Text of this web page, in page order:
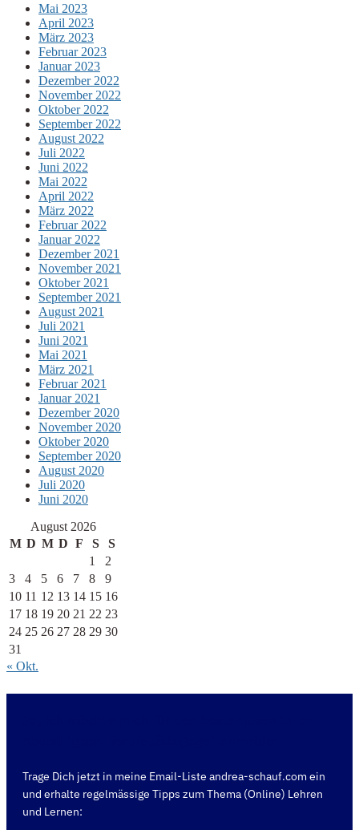
Mai 2023
April 2023
März 2023
Februar 2023
Januar 2023
Dezember 2022
November 2022
Oktober 2022
September 2022
August 2022
Juli 2022
Juni 2022
Mai 2022
April 2022
März 2022
Februar 2022
Januar 2022
Dezember 2021
November 2021
Oktober 2021
September 2021
August 2021
Juli 2021
Juni 2021
Mai 2021
März 2021
Februar 2021
Januar 2021
Dezember 2020
November 2020
Oktober 2020
September 2020
August 2020
Juli 2020
Juni 2020
August 2026
M D M D F S
S
1
2
3
4 5 6 7 8
9
10 11 12 13 14 15 16
17 18 19 20 21 22 23
24 25 26 27 28 29 30
31
« Okt.
Trage Dich jetzt in meine Email-Liste andrea-schauf.com ein
und erhalte regelmässige Tipps zum Thema (Online) Lehren
und Lernen: